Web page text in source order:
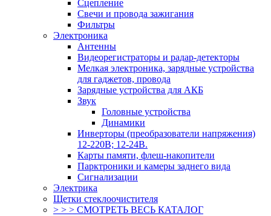
Сцепление
Свечи и провода зажигания
Фильтры
Электроника
Антенны
Видеорегистраторы и радар-детекторы
Мелкая электроника, зарядные устройства
для гаджетов, провода
Зарядные устройства для АКБ
Звук
Головные устройства
Динамики
Инверторы (преобразователи напряжения)
12-220В; 12-24В.
Карты памяти, флеш-накопители
Парктроники и камеры заднего вида
Сигнализации
Электрика
Щетки стеклоочистителя
> > > СМОТРЕТЬ ВЕСЬ КАТАЛОГ